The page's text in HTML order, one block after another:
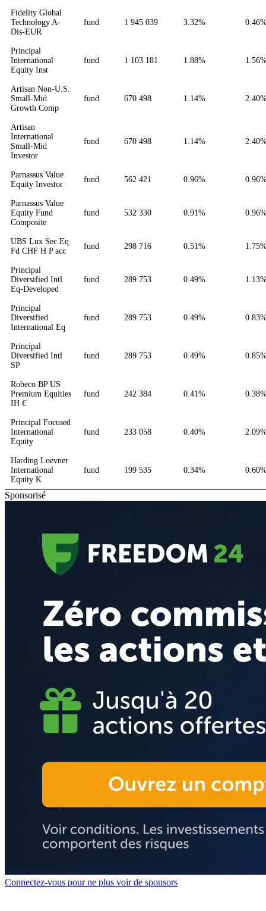
Fidelity Global
Technology A-
Dis-EUR
fund 1 945 039 3.32%
Principal
International
Equity Inst
fund 1 103 181 1.88%
Artisan Non-U.S.
Small-Mid
Growth Comp
fund 670 498 1.14%
Artisan
International
Small-Mid
Investor
fund 670 498 1.14%
Parnassus Value
Equity Investor
fund 562 421 0.96%
Parnassus Value
Equity Fund
Composite
fund 532 330 0.91%
UBS Lux Sec Eq
Fd CHF H P acc
fund 298 716 0.51%
Principal
Diversified Intl
Eq-Developed
fund 289 753 0.49%
Principal
Diversified
International Eq
fund 289 753 0.49%
Principal
Diversified Intl
SP
fund 289 753 0.49%
Robeco BP US
Premium Equities
IH €
fund 242 384 0.41%
Principal Focused
International
Equity
fund 233 058 0.40%
Harding Loevner
International
Equity K
fund 199 535 0.34%
Sponsorisé
Connectez-vous pour ne plus voir de sponsors